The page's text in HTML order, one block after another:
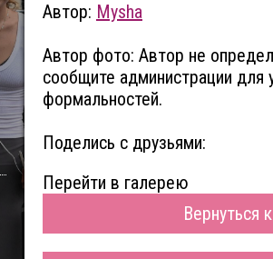
Автор: Mysha
Автор фото: Автор не
сообщите администрации для
формальностей.
Поделись с друзьями:
Перейти в галерею
Вернуться